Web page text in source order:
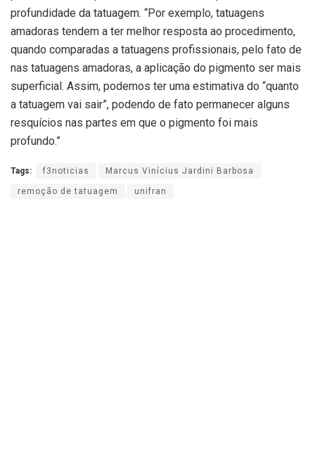
profundidade da tatuagem. “Por exemplo, tatuagens
amadoras tendem a ter melhor resposta ao procedimento,
quando comparadas a tatuagens profissionais, pelo fato de
nas tatuagens amadoras, a aplicação do pigmento ser mais
superficial. Assim, podemos ter uma estimativa do “quanto
a tatuagem vai sair”, podendo de fato permanecer alguns
resquícios nas partes em que o pigmento foi mais
profundo.”
Tags: f3noticias Marcus Vinícius Jardini Barbosa
remoção de tatuagem unifran